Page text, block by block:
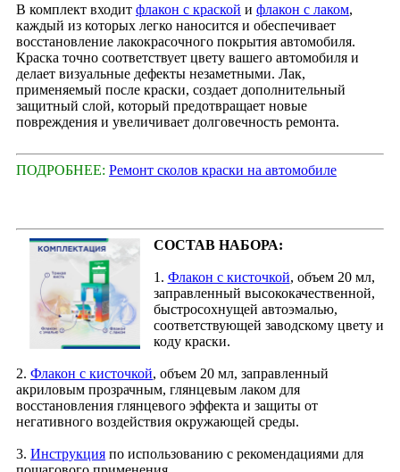
В комплект входит флакон с краской и флакон с лаком,
каждый из которых легко наносится и обеспечивает
восстановление лакокрасочного покрытия автомобиля.
Краска точно соответствует цвету вашего автомобиля и
делает визуальные дефекты незаметными. Лак,
применяемый после краски, создает дополнительный
защитный слой, который предотвращает новые
повреждения и увеличивает долговечность ремонта.
ПОДРОБНЕЕ: Ремонт сколов краски на автомобиле
СОСТАВ НАБОРА:
1. Флакон с кисточкой, объем 20 мл,
заправленный высококачественной,
быстросохнущей автоэмалью,
соответствующей заводскому цвету и
коду краски.
2. Флакон с кисточкой, объем 20 мл, заправленный
акриловым прозрачным, глянцевым лаком для
восстановления глянцевого эффекта и защиты от
негативного воздействия окружающей среды.
3. Инструкция по использованию с рекомендациями для